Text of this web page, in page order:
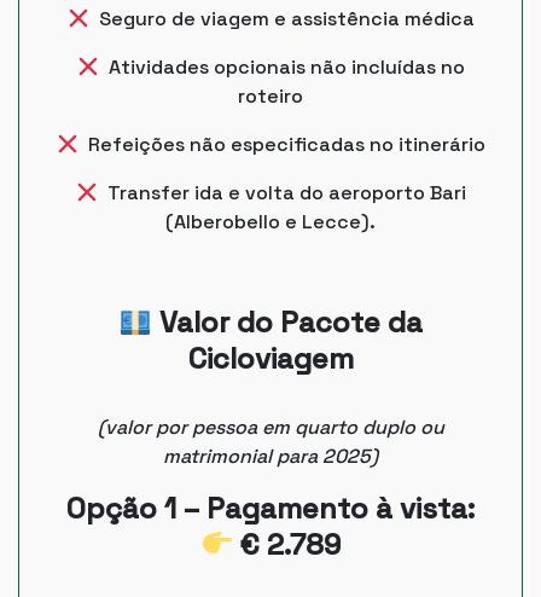
Seguro de viagem e assistência médica
Atividades opcionais não incluídas no
roteiro
Refeições não especificadas no itinerário
Transfer ida e volta do aeroporto Bari
(Alberobello e Lecce).
Valor do Pacote da
Cicloviagem
(valor por pessoa em quarto duplo ou
matrimonial para 2025)
Opção 1 – Pagamento à vista:
€ 2.789